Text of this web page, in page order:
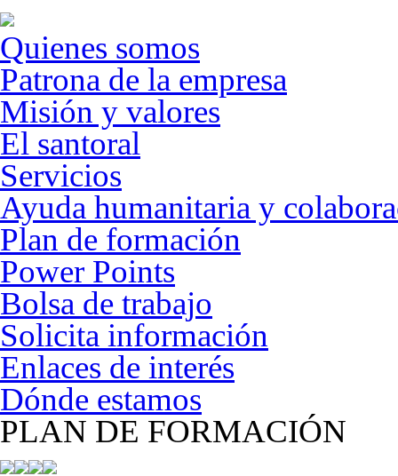
Quienes somos
Patrona de la empresa
Misión y valores
El santoral
Servicios
Ayuda humanitaria y
Plan de formación
Power Points
Bolsa de trabajo
Solicita información
Enlaces de interés
Dónde estamos
PLAN DE FORMACIÓN